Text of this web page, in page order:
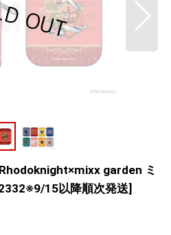
garden ミ
15以降順次発送]